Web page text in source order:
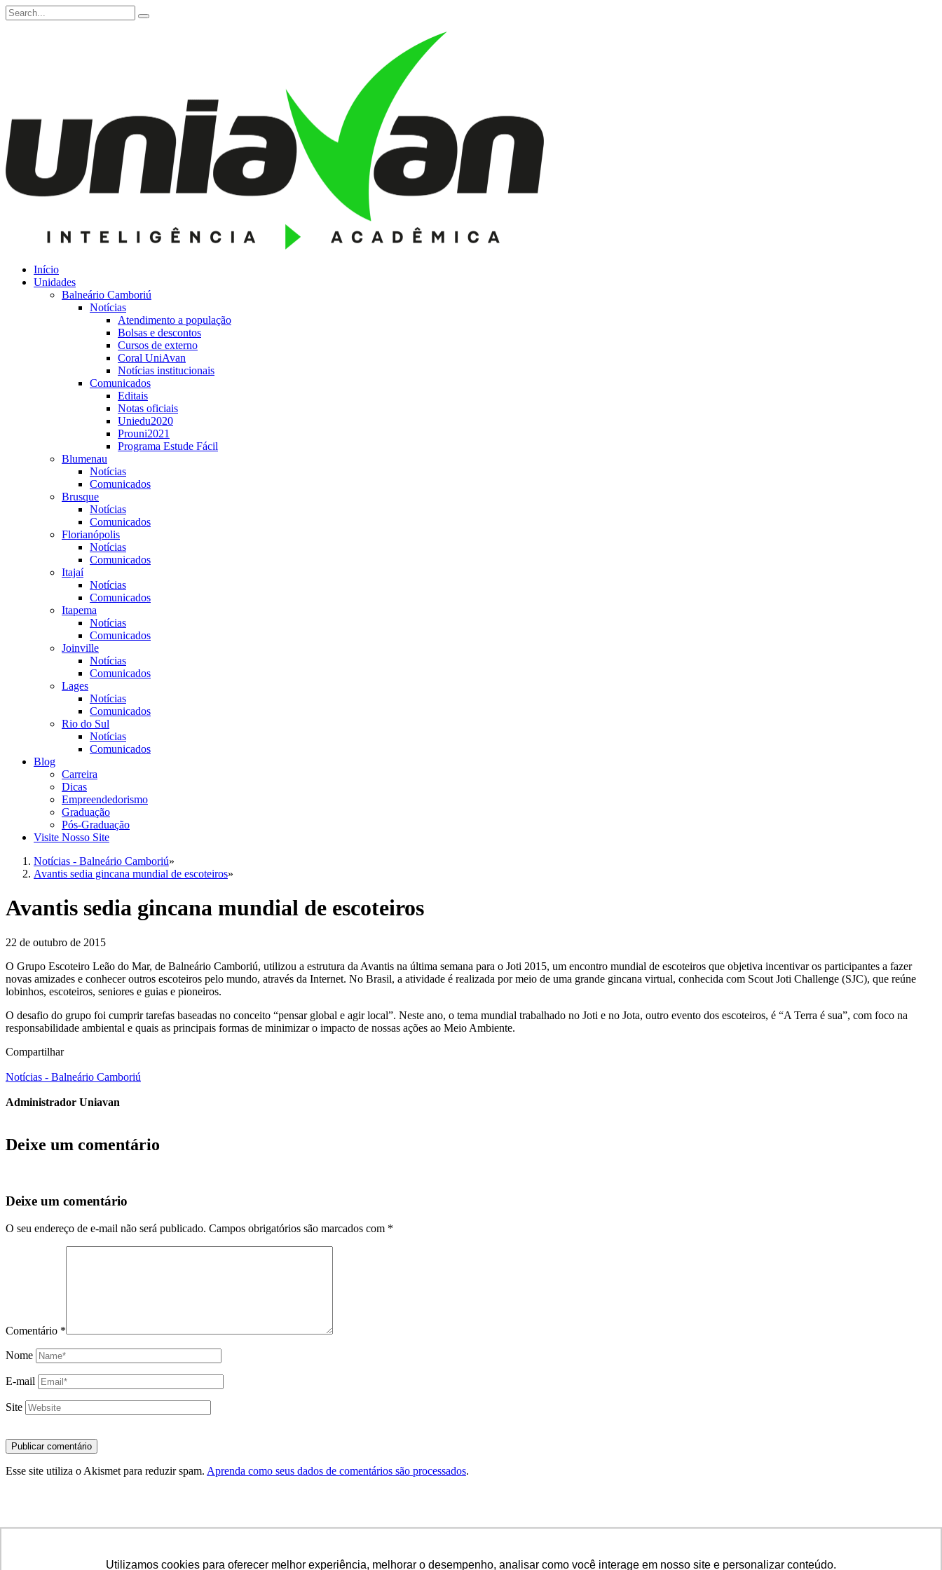
Utilizamos cookies para oferecer melhor experiência, melhorar o desempenho, analisar como você interage em nosso site e personalizar conteúdo.
Início
Unidades
Balneário Camboriú
Notícias
Atendimento a população
Bolsas e descontos
Cursos de externo
Coral UniAvan
Notícias institucionais
Comunicados
Editais
Notas oficiais
Uniedu2020
Prouni2021
Programa Estude Fácil
Blumenau
Notícias
Comunicados
Brusque
Notícias
Comunicados
Florianópolis
Notícias
Comunicados
Itajaí
Notícias
Comunicados
Itapema
Notícias
Comunicados
Joinville
Notícias
Comunicados
Lages
Notícias
Comunicados
Rio do Sul
Notícias
Comunicados
Blog
Carreira
Dicas
Empreendedorismo
Graduação
Pós-Graduação
Visite Nosso Site
Notícias - Balneário Camboriú»
Avantis sedia gincana mundial de escoteiros»
Avantis sedia gincana mundial de escoteiros
22 de outubro de 2015
O Grupo Escoteiro Leão do Mar, de Balneário Camboriú, utilizou a estrutura da Avantis na última semana para o Joti 2015, um encontro mundial de escoteiros que objetiva incentivar os participantes a fazer
novas amizades e conhecer outros escoteiros pelo mundo, através da Internet. No Brasil, a atividade é realizada por meio de uma grande gincana virtual, conhecida com Scout Joti Challenge (SJC), que reúne
lobinhos, escoteiros, seniores e guias e pioneiros.
O desafio do grupo foi cumprir tarefas baseadas no conceito “pensar global e agir local”. Neste ano, o tema mundial trabalhado no Joti e no Jota, outro evento dos escoteiros, é “A Terra é sua”, com foco na
responsabilidade ambiental e quais as principais formas de minimizar o impacto de nossas ações ao Meio Ambiente.
Compartilhar
Notícias - Balneário Camboriú
Administrador Uniavan
Deixe um comentário
Deixe um comentário
O seu endereço de e-mail não será publicado. Campos obrigatórios são marcados com *
Comentário *
Nome
E-mail
Site
Esse site utiliza o Akismet para reduzir spam. Aprenda como seus dados de comentários são processados.